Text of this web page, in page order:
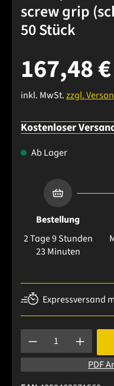
screw grip
50 Stück
167,48 €
inkl. MwSt.zzgl.
Kostenloser
Ab Lager
Bestellung
2 Tage 9 Stunden
23 Minuten
Expressversand
Produkt Anzahl: Gib
PDF